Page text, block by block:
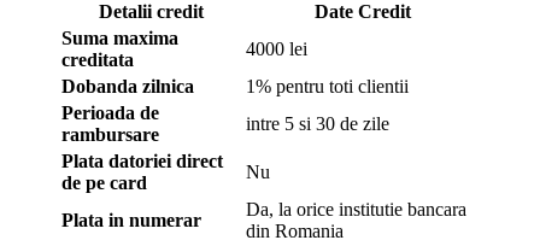
Detalii credit
Date Credit
Suma maxima
creditata
4000 lei
Dobanda zilnica
1% pentru toti clientii
Perioada de
rambursare
intre 5 si 30 de zile
Plata datoriei direct
de pe card
Nu
Plata in numerar
Da, la orice institutie bancara
din Romania